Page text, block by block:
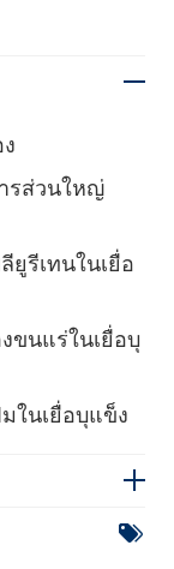
รส่วนใหญ่
รีเทนในเยื่อ
ขนแร่ในเยื่อบุ
ในเยื่อบุแข็ง